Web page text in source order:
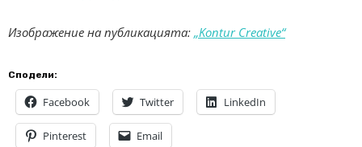
Изображение на публикацията: „Kontur Creative“
Сподели:
Facebook Twitter LinkedIn
Pinterest Email